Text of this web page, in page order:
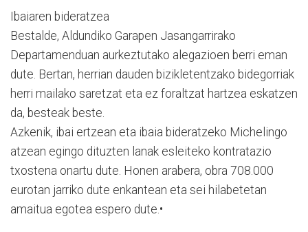
Ibaiaren bideratzea
Bestalde, Aldundiko Garapen Jasangarrirako
Departamenduan aurkeztutako alegazioen berri eman
dute. Bertan, herrian dauden bizikletentzako bidegorriak
herri mailako saretzat eta ez foraltzat hartzea eskatzen
da, besteak beste.
Azkenik, ibai ertzean eta ibaia bideratzeko Michelingo
atzean egingo dituzten lanak esleiteko kontratazio
txostena onartu dute. Honen arabera, obra 708.000
eurotan jarriko dute enkantean eta sei hilabetetan
amaitua egotea espero dute.•